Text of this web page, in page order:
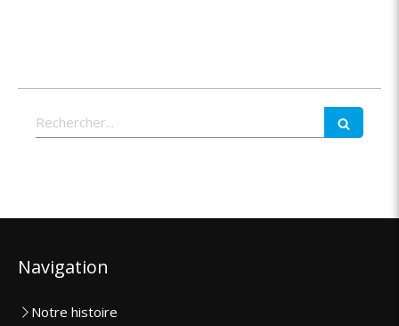
Rechercher
Navigation
Notre histoire